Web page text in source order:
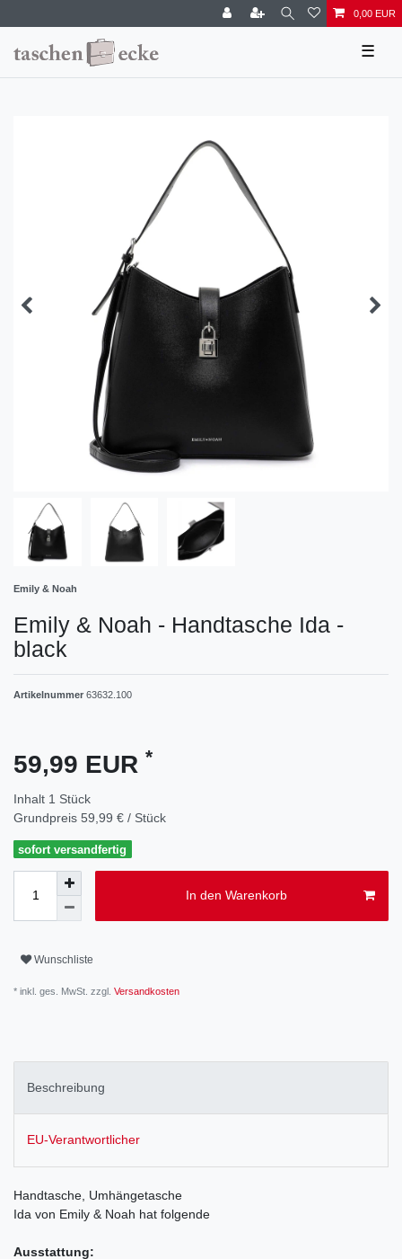
0,00 EUR
☰
Emily & Noah
Emily & Noah - Handtasche Ida -
black
Artikelnummer 63632.100
59,99 EUR *
Inhalt 1 Stück
Grundpreis 59,99 € / Stück
sofort versandfertig
In den Warenkorb
Wunschliste
* inkl. ges. MwSt. zzgl. Versandkosten
Beschreibung
EU-Verantwortlicher
Handtasche, Umhängetasche
Ida von Emily & Noah hat folgende
Ausstattung: